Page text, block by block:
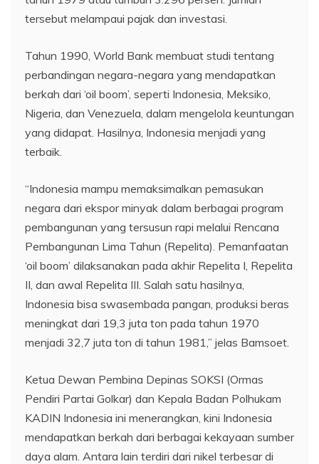
tersebut melampaui pajak dan investasi.
Tahun 1990, World Bank membuat studi tentang
perbandingan negara-negara yang mendapatkan
berkah dari ‘oil boom’, seperti Indonesia, Meksiko,
Nigeria, dan Venezuela, dalam mengelola keuntungan
yang didapat. Hasilnya, Indonesia menjadi yang
terbaik.
“Indonesia mampu memaksimalkan pemasukan
negara dari ekspor minyak dalam berbagai program
pembangunan yang tersusun rapi melalui Rencana
Pembangunan Lima Tahun (Repelita). Pemanfaatan
‘oil boom’ dilaksanakan pada akhir Repelita I, Repelita
II, dan awal Repelita III. Salah satu hasilnya,
Indonesia bisa swasembada pangan, produksi beras
meningkat dari 19,3 juta ton pada tahun 1970
menjadi 32,7 juta ton di tahun 1981,” jelas Bamsoet.
Ketua Dewan Pembina Depinas SOKSI (Ormas
Pendiri Partai Golkar) dan Kepala Badan Polhukam
KADIN Indonesia ini menerangkan, kini Indonesia
mendapatkan berkah dari berbagai kekayaan sumber
daya alam. Antara lain terdiri dari nikel terbesar di